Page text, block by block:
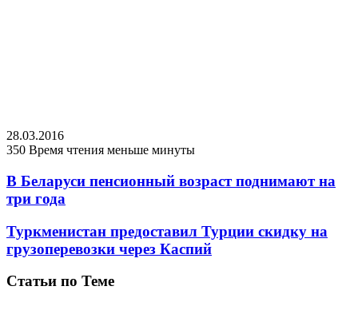
28.03.2016
350 Время чтения меньше минуты
В Беларуси пенсионный возраст поднимают на
три года
Туркменистан предоставил Турции скидку на
грузоперевозки через Каспий
Статьи по Теме